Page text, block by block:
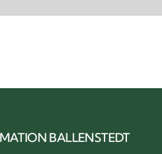
BALLENSTEDT